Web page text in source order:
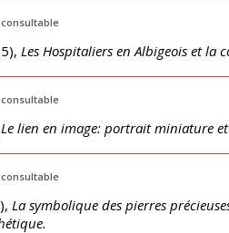
), Les Hospitaliers en Albigeois et la
Le lien en image: portrait miniature et
), La symbolique des pierres